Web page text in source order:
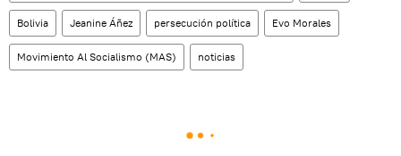
Bolivia Jeanine Áñez persecución política Evo Morales
Movimiento Al Socialismo (MAS) noticias